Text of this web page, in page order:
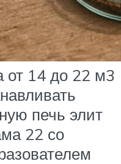
от 14 до 22 м3
печь элит
22 со